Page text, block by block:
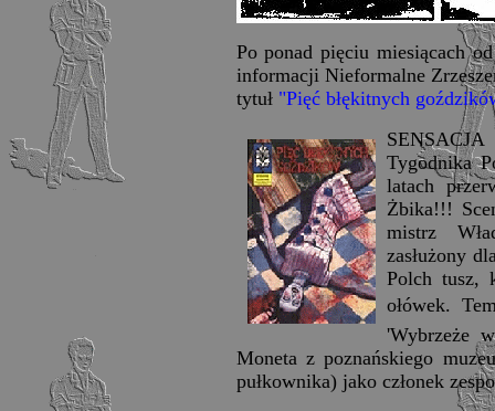
Po ponad pięciu miesiącach
informacji Nieformalne
tytuł "Pięć błękitnych
Tygodnika
latach
Żbika!!!
mistrz
zasłużony
Polch tusz,
ołówek.
'Wybrzeże
Moneta z poznańskiego
pułkownika) jako członek